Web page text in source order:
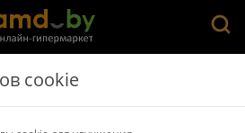
Полки, стеллажи, системы
cookie